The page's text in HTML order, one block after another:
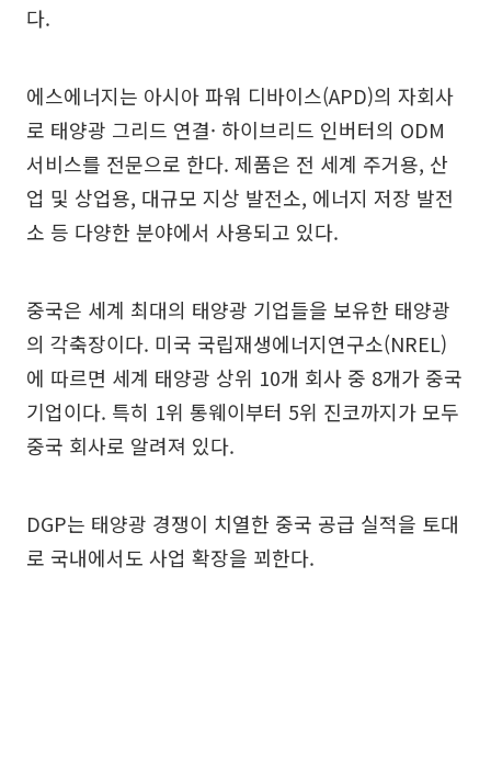
다.
에스에너지는 아시아 파워 디바이스(APD)의 자회사
로 태양광 그리드 연결· 하이브리드 인버터의 ODM
서비스를 전문으로 한다. 제품은 전 세계 주거용, 산
업 및 상업용, 대규모 지상 발전소, 에너지 저장 발전
소 등 다양한 분야에서 사용되고 있다.
중국은 세계 최대의 태양광 기업들을 보유한 태양광
의 각축장이다. 미국 국립재생에너지연구소(NREL)
에 따르면 세계 태양광 상위 10개 회사 중 8개가 중국
기업이다. 특히 1위 통웨이부터 5위 진코까지가 모두
중국 회사로 알려져 있다.
DGP는 태양광 경쟁이 치열한 중국 공급 실적을 토대
로 국내에서도 사업 확장을 꾀한다.